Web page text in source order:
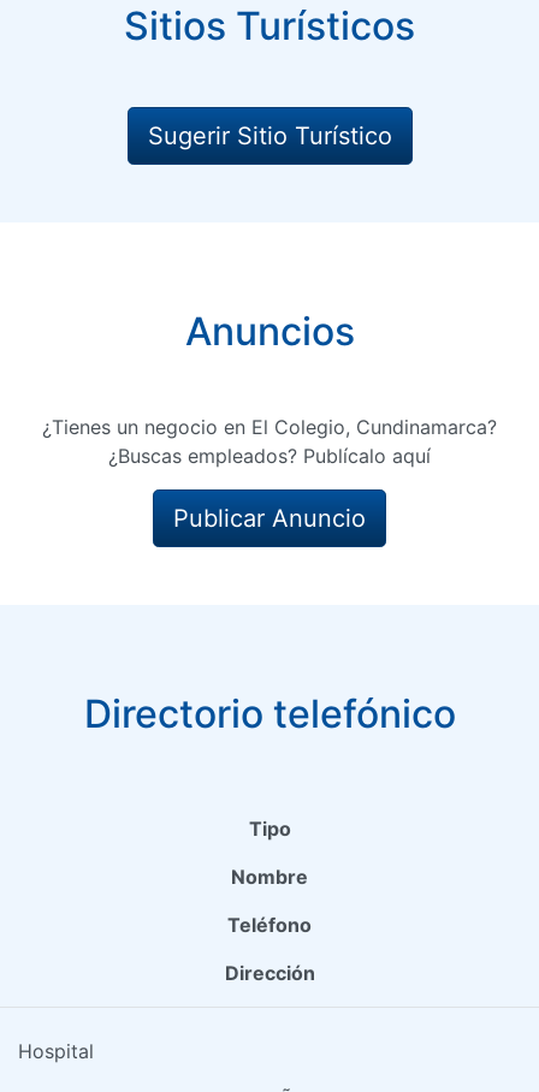
Sitios Turísticos
Sugerir Sitio Turístico
Anuncios
¿Tienes un negocio en El Colegio, Cundinamarca?
¿Buscas empleados? Publícalo aquí
Publicar Anuncio
Directorio telefónico
Tipo
Nombre
Teléfono
Dirección
Hospital